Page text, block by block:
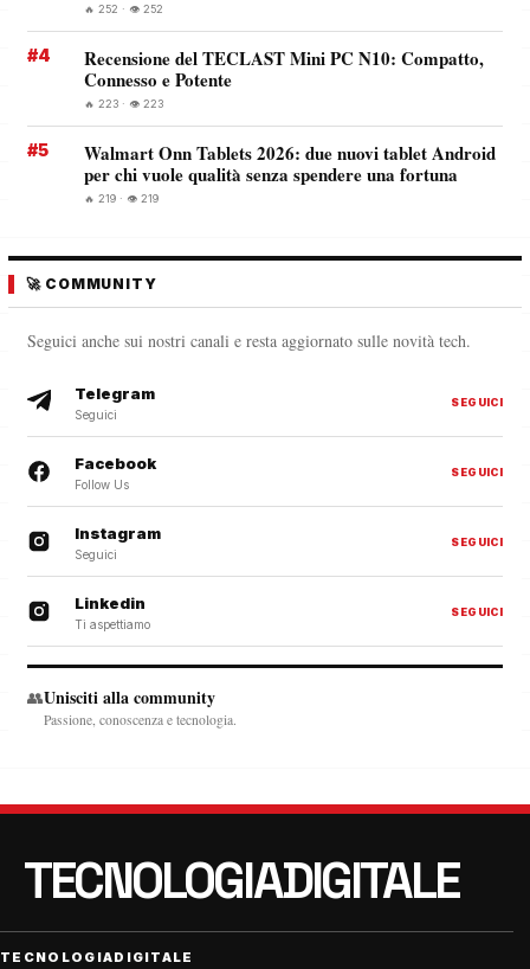
🔥 252 · 👁️ 252
#4
Recensione del TECLAST Mini PC N10: Compatto,
Connesso e Potente
🔥 223 · 👁️ 223
#5
Walmart Onn Tablets 2026: due nuovi tablet Android
per chi vuole qualità senza spendere una fortuna
🔥 219 · 👁️ 219
🚀 COMMUNITY
Seguici anche sui nostri canali e resta aggiornato sulle novità tech.
Telegram
Seguici
SEGUICI
Facebook
Follow Us
SEGUICI
Instagram
Seguici
SEGUICI
Linkedin
Ti aspettiamo
SEGUICI
👥Unisciti alla community
Passione, conoscenza e tecnologia.
TECNOLOGIADIGITALE